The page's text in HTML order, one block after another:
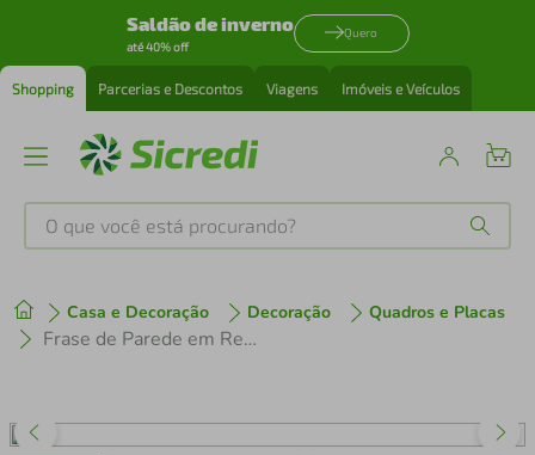
Saldão de inverno
até 40% off
Quero
Shopping Parcerias e Descontos Viagens Imóveis e Veículos
O que você está procurando?
Casa e Decoração Decoração Quadros e Placas
Frase de Parede em Relevo Sonhar e Fazer 150x122 Cinza
1º tenis